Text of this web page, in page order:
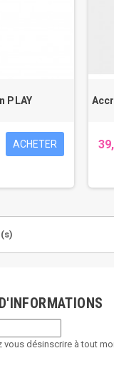
PLAY
ACHETER
vous désinscrire à tout